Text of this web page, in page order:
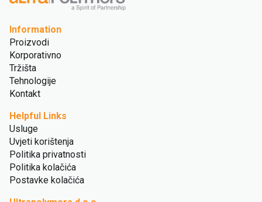
Information
Proizvodi
Korporativno
Tržišta
Tehnologije
Kontakt
Helpful Links
Usluge
Uvjeti korištenja
Politika privatnosti
Politika kolačića
Postavke kolačića